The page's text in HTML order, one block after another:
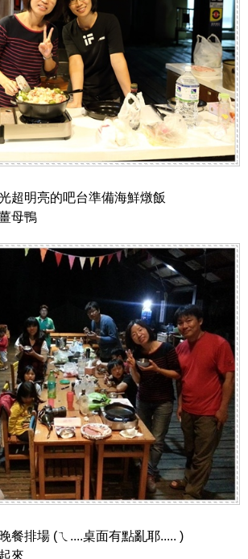
超明亮的吧台準備海鮮燉飯
母鴨
餐排場 (ㄟ....桌面有點亂耶..... )
來